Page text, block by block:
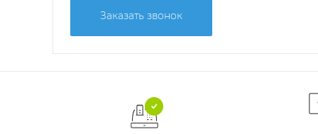
Заказать звонок